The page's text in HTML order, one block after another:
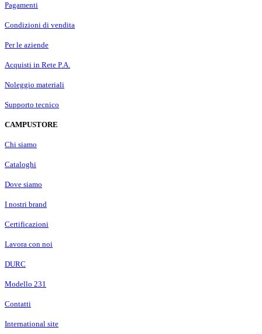
Pagamenti
Condizioni di vendita
Per le aziende
Acquisti in Rete P.A.
Noleggio materiali
Supporto tecnico
CAMPUSTORE
Chi siamo
Cataloghi
Dove siamo
I nostri brand
Certificazioni
Lavora con noi
DURC
Modello 231
Contatti
International site